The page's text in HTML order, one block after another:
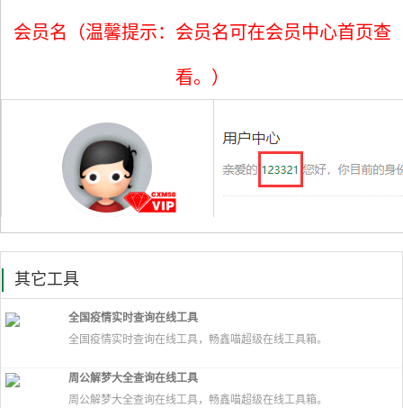
会员名（温馨提示：会员名可在会员中心首页查
看。）
其它工具
全国疫情实时查询在线工具
全国疫情实时查询在线工具，畅鑫喵超级在线工具箱。
周公解梦大全查询在线工具
周公解梦大全查询在线工具，畅鑫喵超级在线工具箱。